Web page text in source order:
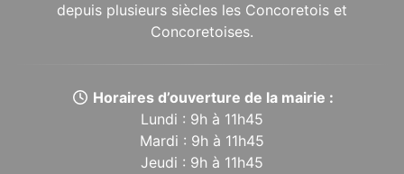
depuis plusieurs siècles les Concoretois et
Concoretoises.
Horaires d’ouverture de la mairie :
Lundi : 9h à 11h45
Mardi : 9h à 11h45
Jeudi : 9h à 11h45